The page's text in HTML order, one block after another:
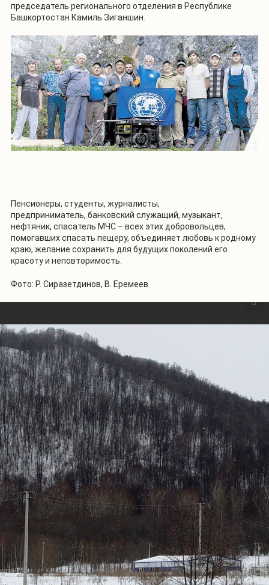
председатель регионального отделения в Республике
Башкортостан Камиль Зиганшин.
Пенсионеры, студенты, журналисты,
предприниматель, банковский служащий, музыкант,
нефтяник, спасатель МЧС – всех этих добровольцев,
помогавших спасать пещеру, объединяет любовь к родному
краю, желание сохранить для будущих поколений его
красоту и неповторимость.
Фото: Р. Сиразетдинов, В. Еремеев
1/27